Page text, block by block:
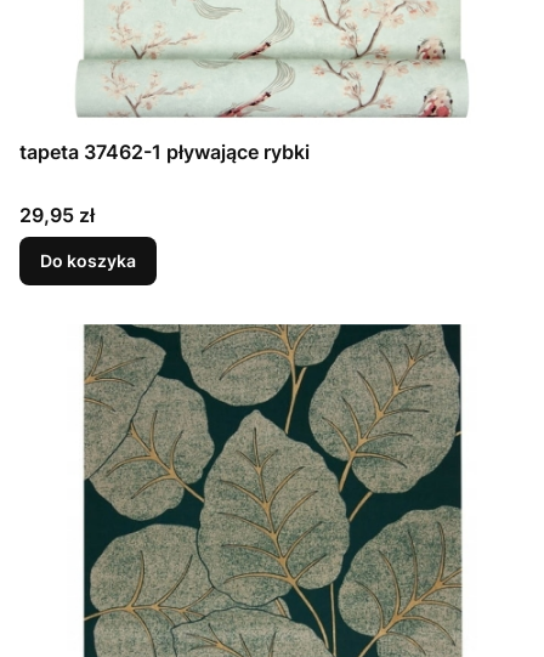
tapeta 37462-1 pływające rybki
Cena
29,95 zł
Do koszyka